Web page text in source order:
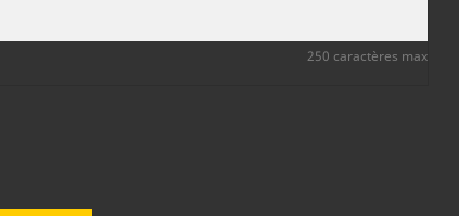
250 caractères max